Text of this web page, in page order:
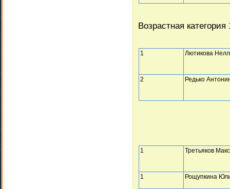
Возрастная
1 Лютикова
2 Редько
1 Третьяков
1 Рощупкина